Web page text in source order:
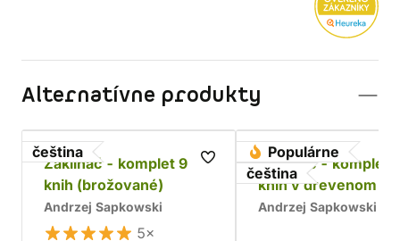
Alternatívne produkty
čeština
Zaklínač - komplet 9
knih (brožované)
Andrzej Sapkowski
5×
Populárne
čeština
Zaklínač - komplet
kníh v drevenom
Chrám
Andrzej Sapkowski